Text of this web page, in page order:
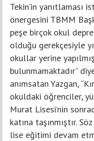
Tekin’in yanıtlaması
önergesini TBMM
peşe birçok okul
olduğu gerekçesiyle
okullar yerine
bulunmamaktadır”
anımsatan Yazgan,
okuldaki öğrenciler,
Murat Lisesi’nin
katına taşınmıştır.
lise eğitimi devam